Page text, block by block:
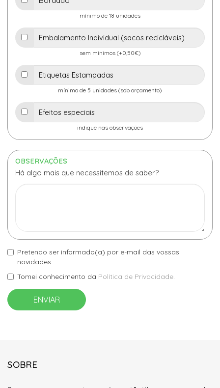
mínimo de 18 unidades
sem mínimos (+0,50€)
mínimo de 5 unidades (sob orçamento)
indique nas observações
OBSERVAÇÕES
Há algo mais que necessitemos de saber?
Pretendo ser informado(a) por e-mail das vossas
novidades
Tomei conhecimento da Política de Privacidade.
ENVIAR
SOBRE